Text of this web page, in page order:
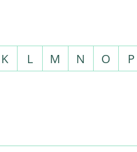
K L M N O
P